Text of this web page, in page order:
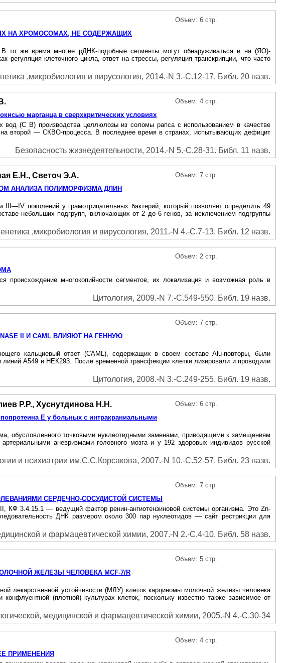
НА ХРОМОСОМАХ, НЕ СОДЕРЖАЩИХ
Объем: 6 стр.
то же время многие рДНК-подобные сегменты могут обнаруживаться и на (ЯО)-
клеточного цикла, ответ на стрессы, регуляция транскрипции, что часто
,микробиология и вирусология, 2014.-N 3.-С.12-17. Библ. 20 назв.
марганца в сверхкритических условиях
Объем: 4 стр.
вод (С В) производства целлюлозы из соломы рапса с использованием в качестве
на второй — СКВО-процесса. В последнее время в странах, испытывающих дефицит
Безопасность жизнедеятельности, 2014.-N 5.-С.28-31. Библ. 11 назв.
Е.Н., Светоч Э.А.
АНАЛИЗА ПОЛИМОРФИЗМА ДЛИН
Объем: 7 стр.
поколений у грамотрицательных бактерий, который позволяет определить 49
небольших подгрупп, включающих от 2 до 6 генов, за исключением подгруппы
,микробиология и вирусология, 2011.-N 4.-С.7-13. Библ. 12 назв.
Объем: 2 стр.
многокопийности сегментов, их локализация и возможная роль в
Цитология, 2009.-N 7.-С.549-550. Библ. 19 назв.
II И CAML ВЛИЯЮТ НА ГЕННУЮ
Объем: 7 стр.
кальциевый ответ (CAML), содержащих в своем составе Alu-повторы, были
А549 и НЕК293. После временной трансфекции клетки лизировали и проводили
Цитология, 2008.-N 3.-С.249-255. Библ. 19 назв.
Р.Р., Хуснутдинова Н.Н.
Е у больных с интракраниальными
Объем: 6 стр.
обусловленного точковыми нуклеотидными заменами, приводящими к замещениям
аневризмами головного мозга и у 192 здоровых индивидов русской
и психиатрии им.С.С.Корсакова, 2007.-N 10.-С.52-57. Библ. 23 назв.
СЕРДЕЧНО-СОСУДИСТОЙ СИСТЕМЫ
Объем: 7 стр.
КФ 3.4.15.1 — ведущий фактор ренин-ангиотензиновой системы организма. Это Zn-
ДНК размером около 300 пар нуклеотидов — сайт рестрикции для
и фармацевтической химии, 2007.-N 2.-С.4-10. Библ. 58 назв.
ЖЕЛЕЗЫ ЧЕЛОВЕКА MCF-7/R
Объем: 5 стр.
лекарственной устойчивости (МЛУ) клеток карциномы молочной железы человека
(плотной) культурах клеток, поскольку известно также зависимое от
медицинской и фармацевтической химии, 2005.-N 4.-С.30-34
ПРИМЕНЕНИЯ
Объем: 4 стр.